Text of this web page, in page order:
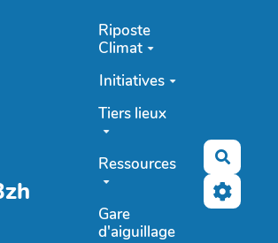
Riposte
Climat
Initiatives
Tiers lieux
Ressources
Gare
d'aiguillage